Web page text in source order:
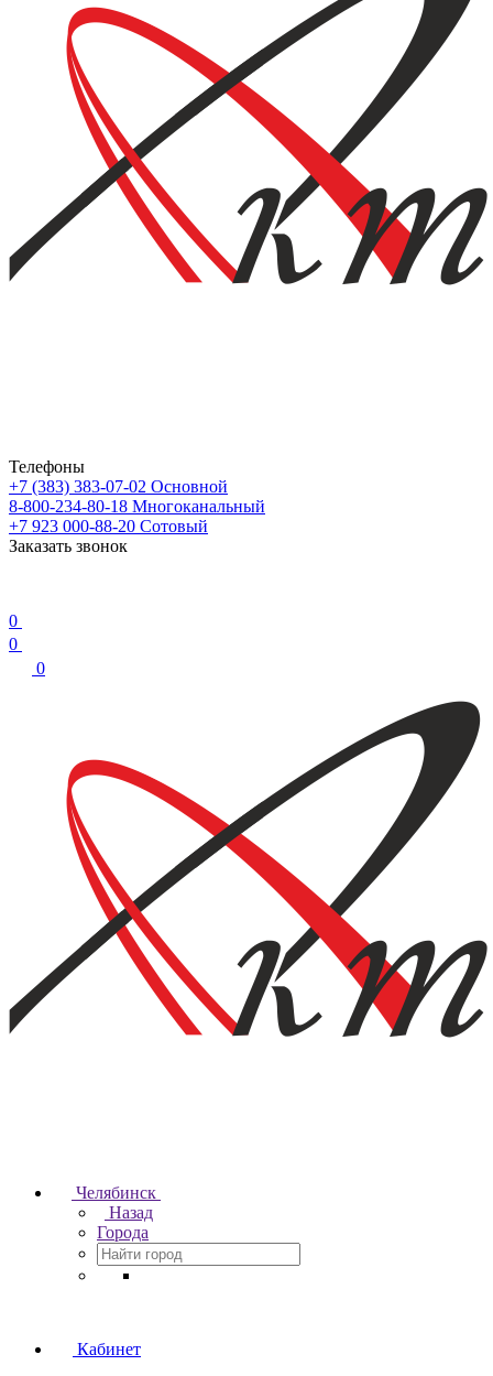
Телефоны
+7 (383) 383-07-02 Основной
8-800-234-80-18 Многоканальный
+7 923 000-88-20 Сотовый
Заказать звонок
0
0
0
Челябинск
Назад
Города
Кабинет